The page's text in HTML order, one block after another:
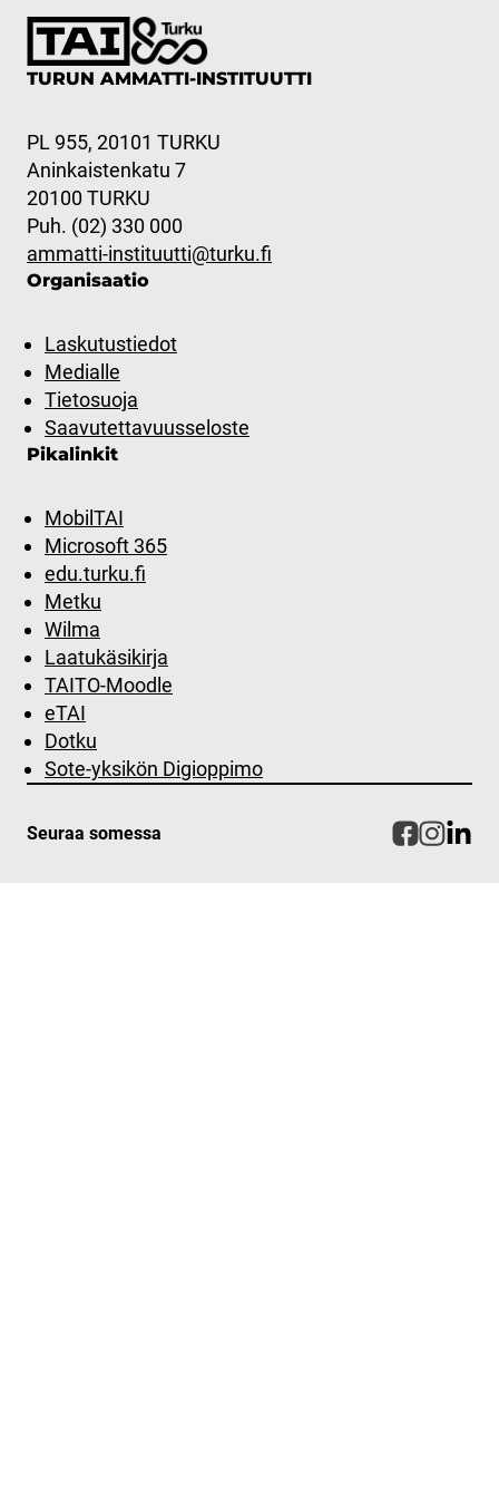
TURUN AMMATTI-INSTITUUTTI
PL 955, 20101 TURKU
Aninkaistenkatu 7
20100 TURKU
Puh. (02) 330 000
ammatti-instituutti@turku.fi
Organisaatio
Laskutustiedot
Medialle
Tietosuoja
Saavutettavuusseloste
Pikalinkit
MobilTAI
Microsoft 365
edu.turku.fi
Metku
Wilma
Laatukäsikirja
TAITO-Moodle
eTAI
Dotku
Sote-yksikön Digioppimo
Seuraa somessa